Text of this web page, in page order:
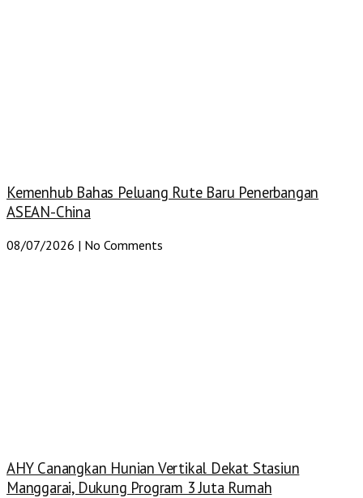
Kemenhub Bahas Peluang Rute Baru Penerbangan
ASEAN-China
08/07/2026 No Comments
AHY Canangkan Hunian Vertikal Dekat Stasiun
Manggarai, Dukung Program 3 Juta Rumah